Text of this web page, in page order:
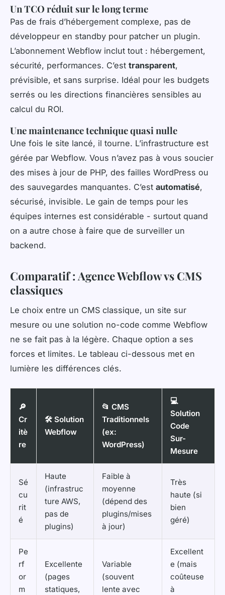
Un TCO réduit sur le long terme
Pas de frais d’hébergement complexe, pas de
développeur en standby pour patcher un plugin.
L’abonnement Webflow inclut tout : hébergement,
sécurité, performances. C’est transparent,
prévisible, et sans surprise. Idéal pour les budgets
serrés ou les directions financières sensibles au
calcul du ROI.
Une maintenance technique quasi nulle
Une fois le site lancé, il tourne. L’infrastructure est
gérée par Webflow. Vous n’avez pas à vous soucier
des mises à jour de PHP, des failles WordPress ou
des sauvegardes manquantes. C’est automatisé,
sécurisé, invisible. Le gain de temps pour les
équipes internes est considérable - surtout quand
on a autre chose à faire que de surveiller un
backend.
Comparatif : Agence Webflow vs CMS
classiques
Le choix entre un CMS classique, un site sur
mesure ou une solution no-code comme Webflow
ne se fait pas à la légère. Chaque option a ses
forces et limites. Le tableau ci-dessous met en
lumière les différences clés.
🔎
Cr
itè
re
🛠️ Solution
Webflow
📂 CMS
Traditionnels
(ex:
WordPress)
💻
Solution
Code
Sur-
Mesure
Sé
cu
rit
é
Haute
(infrastruc
ture AWS,
pas de
plugins)
Faible à
moyenne
(dépend des
plugins/mises
à jour)
Très
haute (si
bien
géré)
Pe
rf
or
m
Excellente
(pages
statiques,
Variable
(souvent
lente avec
Excellent
e (mais
coûteuse
à